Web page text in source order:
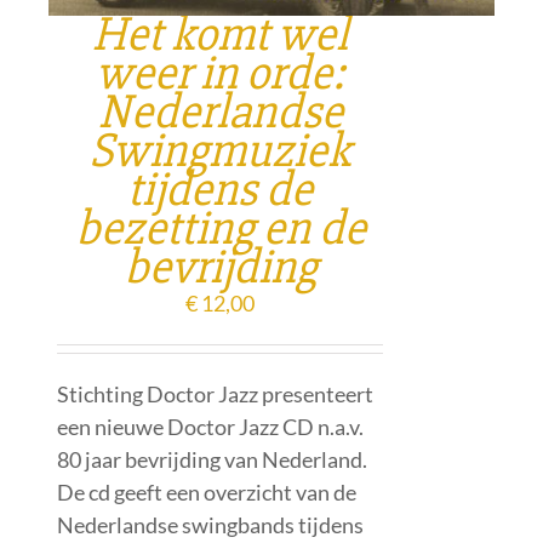
Het komt wel
weer in orde:
Nederlandse
Swingmuziek
tijdens de
bezetting en de
bevrijding
€ 12,00
Stichting Doctor Jazz presenteert
een nieuwe Doctor Jazz CD n.a.v.
80 jaar bevrijding van Nederland.
De cd geeft een overzicht van de
Nederlandse swingbands tijdens